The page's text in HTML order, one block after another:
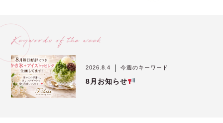
2026.8.4 今週のキーワード
8月お知らせ